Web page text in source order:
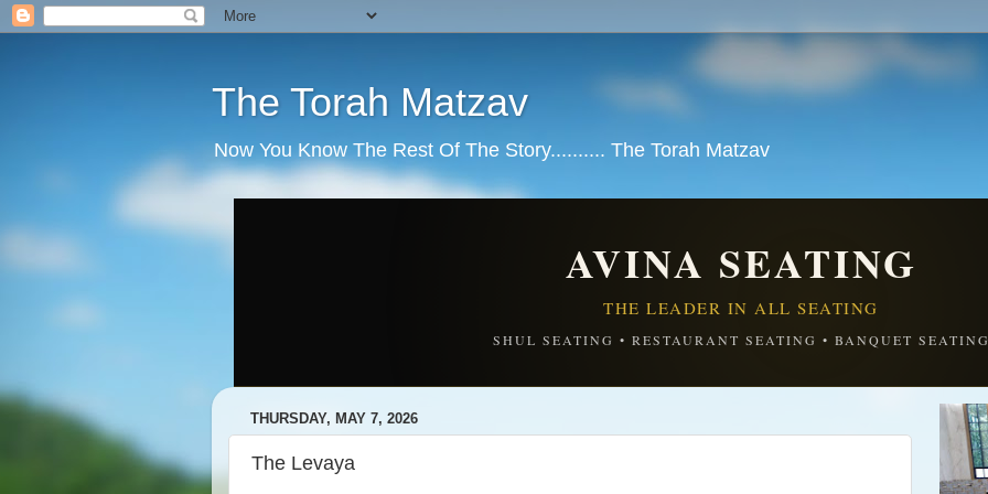
The Torah Matzav
Now You Know The Rest Of The Story.......... The Torah Matzav
AVINA SEATING
THE LEADER IN ALL SEATING
SHUL SEATING • RESTAURANT SEATING • BANQUET
THURSDAY, MAY 7, 2026
The Levaya